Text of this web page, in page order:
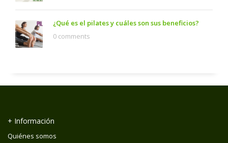
¿Qué es el pilates y cuáles son sus beneficios?
0 comments
+ Información
Quiénes somos